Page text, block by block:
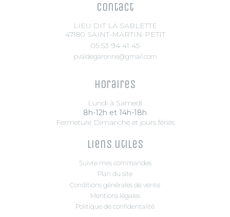
Contact
LIEU DIT LA SABLETTE
47180 SAINT-MARTIN-PETIT
05 53 94 41 45
pvaldegaronne@gmail.com
Horaires
Lundi à Samedi
8h-12h et 14h-18h
Fermeture Dimanche et jours fériés
Liens utiles
Suivre mes commandes
Plan du site
Conditions générales de vente
Mentions légales
Politique de confidentalité